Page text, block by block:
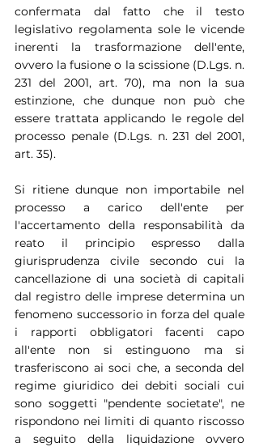
confermata dal fatto che il testo
legislativo regolamenta sole le vicende
inerenti la trasformazione dell'ente,
ovvero la fusione o la scissione (D.Lgs. n.
231 del 2001, art. 70), ma non la sua
estinzione, che dunque non può che
essere trattata applicando le regole del
processo penale (D.Lgs. n. 231 del 2001,
art. 35).
Si ritiene dunque non importabile nel
processo a carico dell'ente per
l'accertamento della responsabilità da
reato il principio espresso dalla
giurisprudenza civile secondo cui la
cancellazione di una società di capitali
dal registro delle imprese determina un
fenomeno successorio in forza del quale
i rapporti obbligatori facenti capo
all'ente non si estinguono ma si
trasferiscono ai soci che, a seconda del
regime giuridico dei debiti sociali cui
sono soggetti "pendente societate", ne
rispondono nei limiti di quanto riscosso
a seguito della liquidazione ovvero